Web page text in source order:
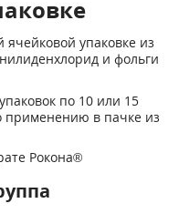
ячейковой упаковке из
и фольги
по 10 или 15
применению в пачке из
Рокона®